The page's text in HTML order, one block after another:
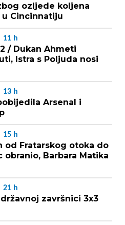
ozljede koljena
Cincinnatiju
11 h
/ Dukan Ahmeti
Istra s Poljuda nosi
13 h
Arsenal i
15 h
od Fratarskog otoka do
obranio, Barbara Matika
21 h
završnici 3x3